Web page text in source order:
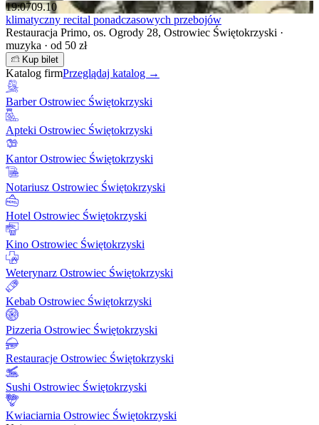
19:0709.10
klimatyczny recital ponadczasowych przebojów
Restauracja Primo, os. Ogrody 28, Ostrowiec Świętokrzyski ·
muzyka · od 50 zł
Kup bilet
Katalog firmPrzeglądaj katalog →
Barber Ostrowiec Świętokrzyski
Apteki Ostrowiec Świętokrzyski
Kantor Ostrowiec Świętokrzyski
Notariusz Ostrowiec Świętokrzyski
Hotel Ostrowiec Świętokrzyski
Kino Ostrowiec Świętokrzyski
Weterynarz Ostrowiec Świętokrzyski
Kebab Ostrowiec Świętokrzyski
Pizzeria Ostrowiec Świętokrzyski
Restauracje Ostrowiec Świętokrzyski
Sushi Ostrowiec Świętokrzyski
Kwiaciarnia Ostrowiec Świętokrzyski